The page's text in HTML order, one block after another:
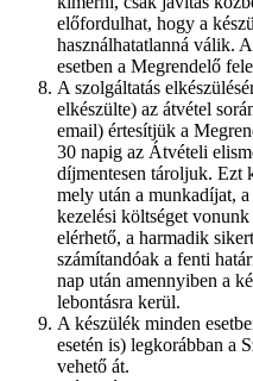
előfordulhat, hogy a
használhatatlanná válik.
esetben a Megrendelő
A szolgáltatás
elkészülte) az átvétel
email) értesítjük a
30 napig az Átvételi
díjmentesen tároljuk. Ezt
mely után a munkadíjat,
kezelési költséget
elérhető, a harmadik
számítandóak a fenti
nap után amennyiben a
lebontásra kerül.
A készülék minden
esetén is) legkorábban a
vehető át.